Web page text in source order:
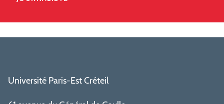
Université Paris-Est Créteil